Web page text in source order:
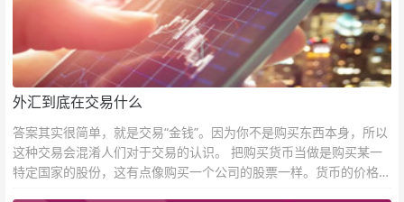
外汇到底在交易什么
答案其实很简单，就是交易“金钱”。因为你不是购买东西本身，所以
这种交易会混淆人们对于交易的认识。 把购买货币当做是购买某一
特定国家的股份，这有点像购买一个公司的股票一样。货币的价格直